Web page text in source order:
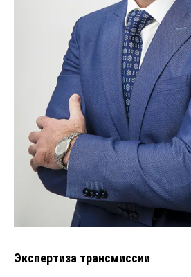
Экспертиза трансмиссии